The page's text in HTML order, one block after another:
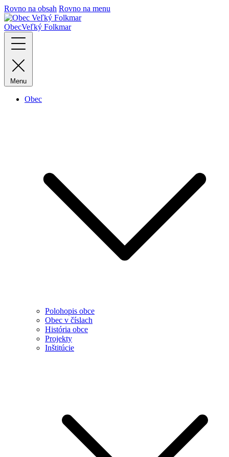
Rovno na obsah Rovno na menu
ObecVeľký Folkmar
Menu
Obec
Polohopis obce
Obec v číslach
História obce
Projekty
Inštitúcie